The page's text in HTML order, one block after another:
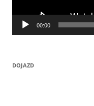
00:00
DOJAZD